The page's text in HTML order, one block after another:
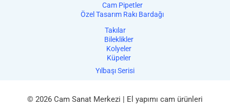
Cam Pipetler
Özel Tasarım Rakı Bardağı
Takılar
Bileklikler
Kolyeler
Küpeler
Yılbaşı Serisi
© 2026 Cam Sanat Merkezi | El yapımı cam ürünleri